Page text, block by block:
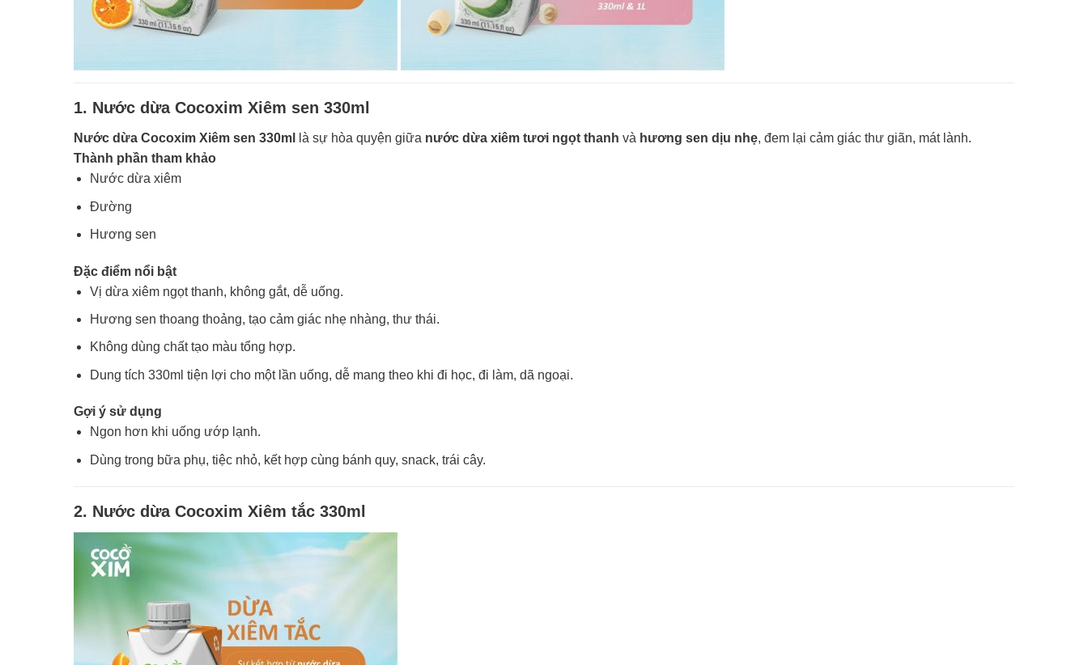
1. Nước dừa Cocoxim Xiêm sen 330ml
Nước dừa Cocoxim Xiêm sen 330ml là sự hòa quyện giữa nước dừa xiêm tươi ngọt thanh và hương sen dịu nhẹ, đem lại cảm giác thư giãn, mát lành.
Thành phần tham khảo
Nước dừa xiêm
Đường
Hương sen
Đặc điểm nổi bật
Vị dừa xiêm ngọt thanh, không gắt, dễ uống.
Hương sen thoang thoảng, tạo cảm giác nhẹ nhàng, thư thái.
Không dùng chất tạo màu tổng hợp.
Dung tích 330ml tiện lợi cho một lần uống, dễ mang theo khi đi học, đi làm, dã ngoại.
Gợi ý sử dụng
Ngon hơn khi uống ướp lạnh.
Dùng trong bữa phụ, tiệc nhỏ, kết hợp cùng bánh quy, snack, trái cây.
2. Nước dừa Cocoxim Xiêm tắc 330ml